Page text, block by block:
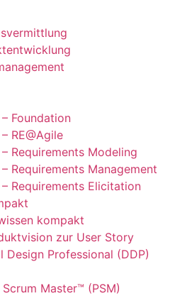
– Foundation
RE@Agile
– Requirements Modeling
– Requirements Management
– Requirements Elicitation
kompakt
zur User Story
Design Professional (DDP)
Master™ (PSM)